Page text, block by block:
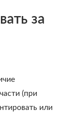
за
(при
или